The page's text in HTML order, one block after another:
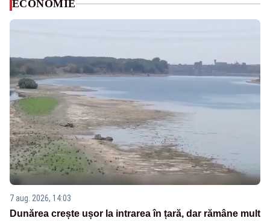
ECONOMIE
7 aug. 2026, 14:03
Dunărea crește ușor la intrarea în țară, dar rămâne mult